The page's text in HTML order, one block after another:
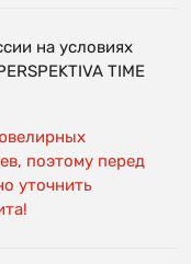
на условиях
TIME
поэтому перед
уточнить